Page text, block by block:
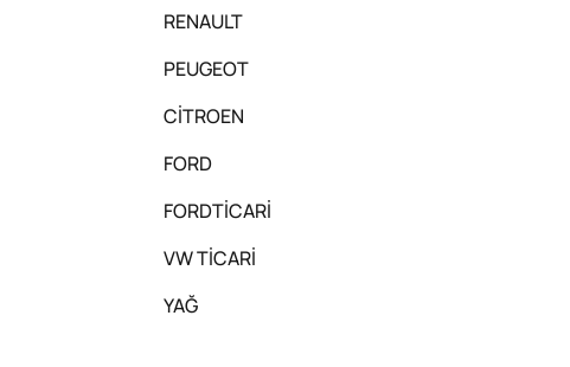
RENAULT
PEUGEOT
CİTROEN
FORD
FORDTİCARİ
VW TİCARİ
YAĞ